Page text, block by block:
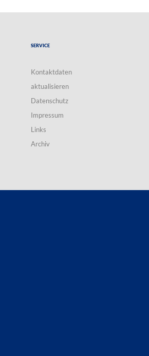
Service
Kontaktdaten
aktualisieren
Datenschutz
Impressum
Links
Archiv